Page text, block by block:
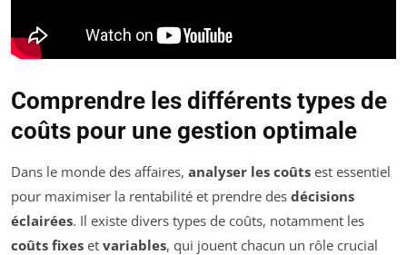
Comprendre les différents types de
coûts pour une gestion optimale
Dans le monde des affaires, analyser les coûts est essentiel
pour maximiser la rentabilité et prendre des décisions
éclairées. Il existe divers types de coûts, notamment les
coûts fixes et variables, qui jouent chacun un rôle crucial